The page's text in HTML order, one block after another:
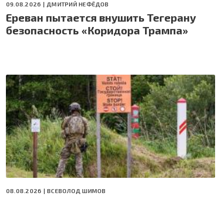
09.08.2026 | ДМИТРИЙ НЕФЁДОВ
Ереван пытается внушить Тегерану
безопасность «Коридора Трампа»
08.08.2026 | ВСЕВОЛОД ШИМОВ